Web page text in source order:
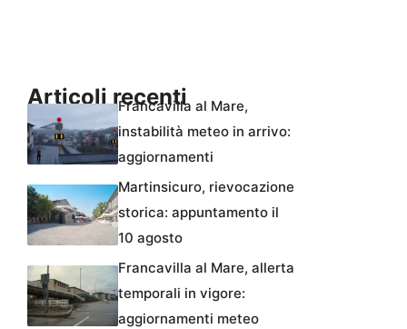
Articoli recenti
Francavilla al Mare,
instabilità meteo in arrivo:
aggiornamenti
Martinsicuro, rievocazione
storica: appuntamento il
10 agosto
Francavilla al Mare, allerta
temporali in vigore:
aggiornamenti meteo